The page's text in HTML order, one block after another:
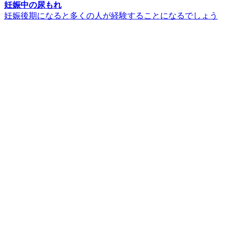
妊娠中の尿もれ
妊娠後期になると多くの人が経験することになるでしょう